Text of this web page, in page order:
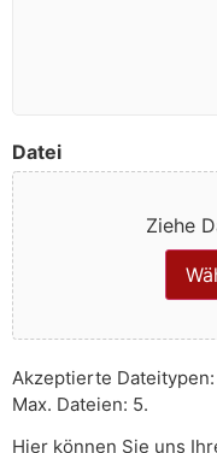
Datei
Ziehe
Akzeptierte
Max. Dateien: 5.
Hier können Sie uns